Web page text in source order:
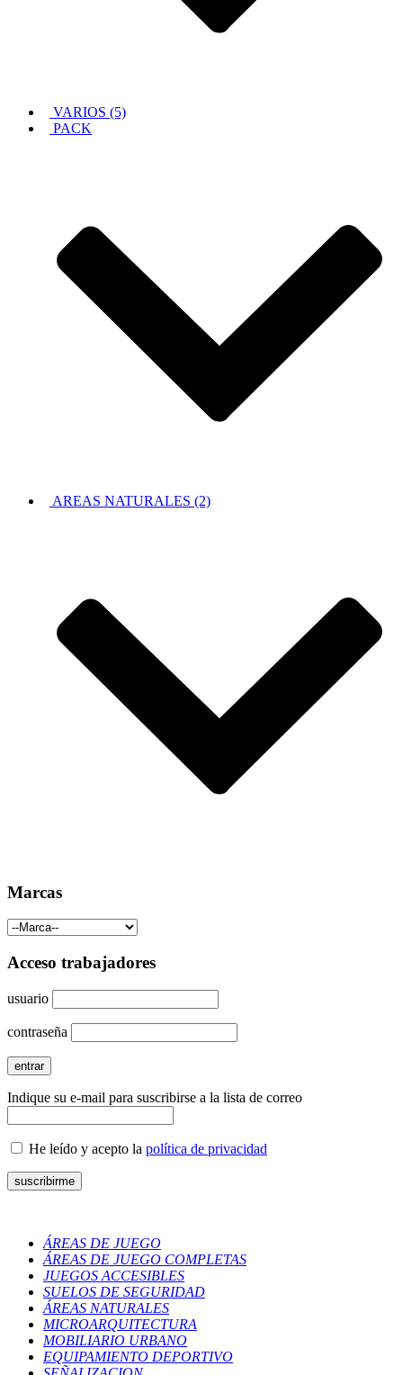
VARIOS (5)
PACK
AREAS NATURALES (2)
Marcas
Acceso trabajadores
usuario
contraseña
Indique su e-mail para suscribirse a la lista de correo
He leído y acepto la política de privacidad
ÁREAS DE JUEGO
ÁREAS DE JUEGO COMPLETAS
JUEGOS ACCESIBLES
SUELOS DE SEGURIDAD
ÁREAS NATURALES
MICROARQUITECTURA
MOBILIARIO URBANO
EQUIPAMIENTO DEPORTIVO